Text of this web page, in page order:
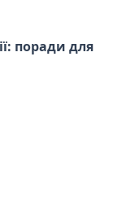
поради для